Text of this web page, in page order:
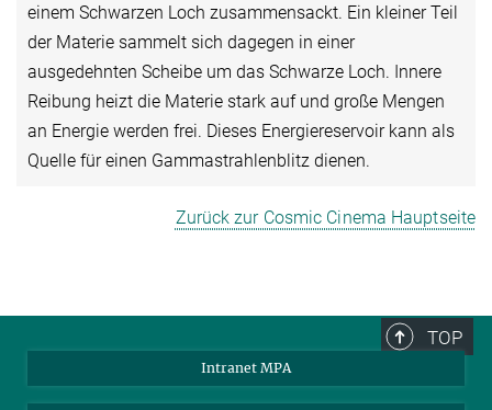
einem Schwarzen Loch zusammensackt. Ein kleiner Teil
der Materie sammelt sich dagegen in einer
ausgedehnten Scheibe um das Schwarze Loch. Innere
Reibung heizt die Materie stark auf und große Mengen
an Energie werden frei. Dieses Energiereservoir kann als
Quelle für einen Gammastrahlenblitz dienen.
Zurück zur Cosmic Cinema Hauptseite
TOP
Intranet MPA